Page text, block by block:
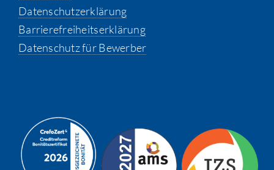
Datenschutzerklärung
Barrierefreiheitserklärung
Datenschutz für Bewerber